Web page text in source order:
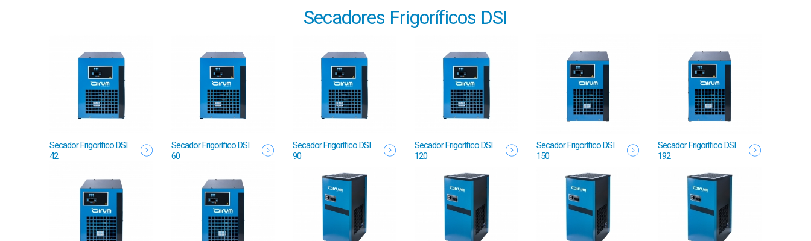
Secadores Frigoríficos DSI
Secador Frigorífico DSI
42
Secador Frigorífico DSI
60
Secador Frigorífico DSI
90
Secador Frigorífico DSI
120
Secador Frigorífico DSI
150
Secador Frigorífico DSI
192